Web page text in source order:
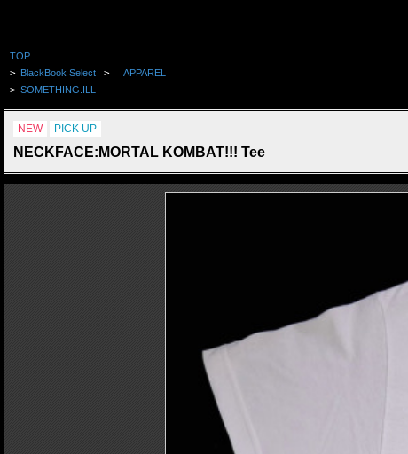
TOP
> BlackBook Select > APPAREL
> SOMETHING.ILL
NEW PICK UP
NECKFACE:MORTAL KOMBAT!!! Tee